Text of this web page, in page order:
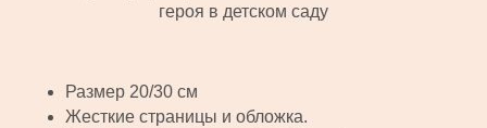
героя в детском саду
Размер 20/30 см
Жесткие страницы и обложка.